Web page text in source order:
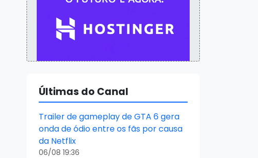
Últimas do Canal
Trailer de gameplay de GTA 6 gera
onda de ódio entre os fãs por causa
da Netflix
06/08 19:36